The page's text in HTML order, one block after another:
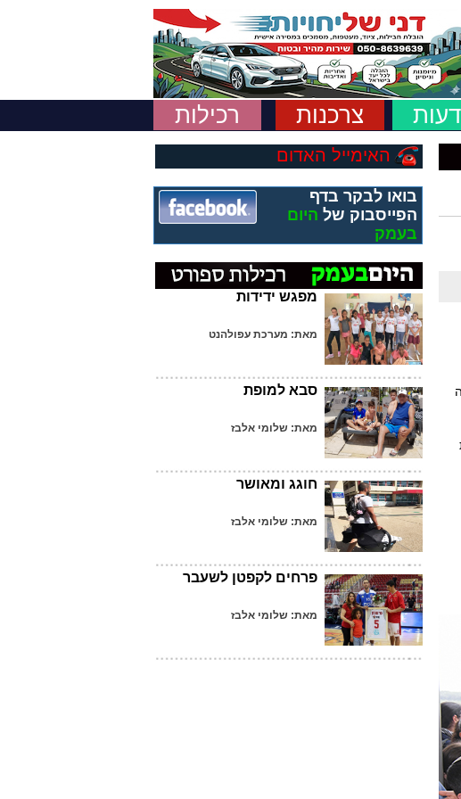
דעות צרכנות רכילות
האימייל האדום
בואו לבקר בדף
הפייסבוק של היום
בעמק
מפגש ידידות
מאת: מערכת עפולהנט
סבא למופת
מאת: שלומי אלבז
חוגג ומאושר
מאת: שלומי אלבז
פרחים לקפטן לשעבר
מאת: שלומי אלבז